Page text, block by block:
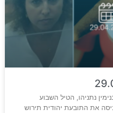
נתניהו, הטיל השבוע
את התובעת יהודית תירוש